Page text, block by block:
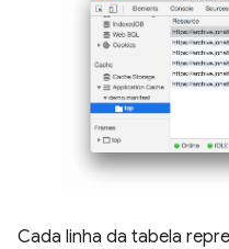
Cada linha da tabela